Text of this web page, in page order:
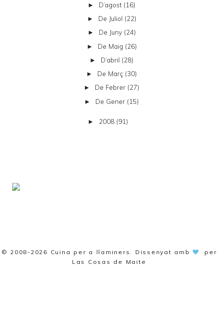
► D’agost (16)
► De Juliol (22)
► De Juny (24)
► De Maig (26)
► D’abril (28)
► De Març (30)
► De Febrer (27)
► De Gener (15)
► 2008 (91)
© 2008-2026 Cuina per a llaminers . Dissenyat amb
per
Las Cosas de Maite